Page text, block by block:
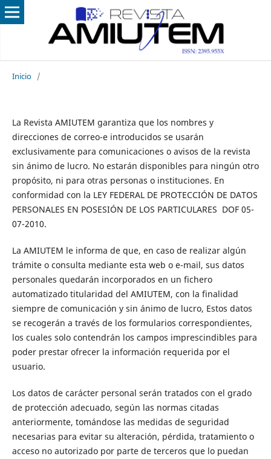
Inicio /
La Revista AMIUTEM garantiza que los nombres y
direcciones de correo-e introducidos se usarán
exclusivamente para comunicaciones o avisos de la revista
sin ánimo de lucro. No estarán disponibles para ningún otro
propósito, ni para otras personas o instituciones. En
conformidad con la LEY FEDERAL DE PROTECCIÓN DE DATOS
PERSONALES EN POSESIÓN DE LOS PARTICULARES DOF 05-
07-2010.
La AMIUTEM le informa de que, en caso de realizar algún
trámite o consulta mediante esta web o e-mail, sus datos
personales quedarán incorporados en un fichero
automatizado titularidad del AMIUTEM, con la finalidad
siempre de comunicación y sin ánimo de lucro, Estos datos
se recogerán a través de los formularios correspondientes,
los cuales solo contendrán los campos imprescindibles para
poder prestar ofrecer la información requerida por el
usuario.
Los datos de carácter personal serán tratados con el grado
de protección adecuado, según las normas citadas
anteriormente, tomándose las medidas de seguridad
necesarias para evitar su alteración, pérdida, tratamiento o
acceso no autorizado por parte de terceros que lo puedan